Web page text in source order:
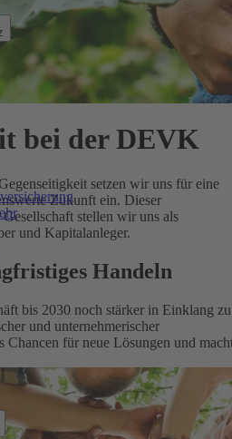
bei der DEVK
setzen wir uns für eine
Zukunft ein. Dieser
stellen wir uns als
und Kapitalanleger.
Handeln
bis 2030 noch stärker in Einklang zu
und unternehmerischer
Chancen für neue Lösungen und